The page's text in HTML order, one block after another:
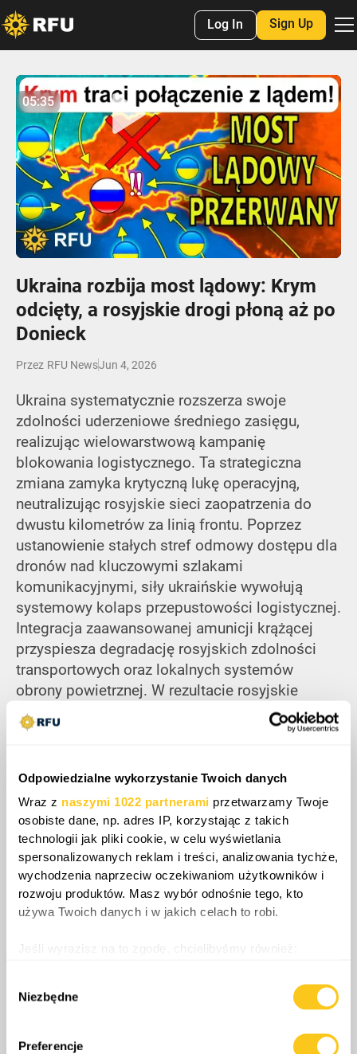
Odpowiedzialne wykorzystanie Twoich danych
Wraz z naszymi 1022 partnerami przetwarzamy Twoje
osobiste dane, np. adres IP, korzystając z takich
technologii jak pliki cookie, w celu wyświetlania
spersonalizowanych reklam i treści, analizowania tychże,
wychodzenia naprzeciw oczekiwaniom użytkowników i
rozwoju produktów. Masz wybór odnośnie tego, kto
używa Twoich danych i w jakich celach to robi.
Jeśli wyrazisz na to zgodę, chcielibyśmy również:
geograficznej z dokładnością nawet do kilku metrów
(fingerprinting, czyli wirtualny odcisk palca)
zgody
Niezbędne
Preferencje
Log In Sign Up
Play
05:35
Mute Settings
Enter
No items found.
05:35
Ukraina rozbija most lądowy: Krym
odcięty, a rosyjskie drogi płoną aż po
Donieck
Przez RFU NewsJun 4, 2026
Ukraina systematycznie rozszerza swoje
zdolności uderzeniowe średniego zasięgu,
realizując wielowarstwową kampanię
blokowania logistycznego. Ta strategiczna
zmiana zamyka krytyczną lukę operacyjną,
neutralizując rosyjskie sieci zaopatrzenia do
dwustu kilometrów za linią frontu. Poprzez
ustanowienie stałych stref odmowy dostępu dla
dronów nad kluczowymi szlakami
komunikacyjnymi, siły ukraińskie wywołują
systemowy kolaps przepustowości logistycznej.
Integracja zaawansowanej amunicji krążącej
przyspiesza degradację rosyjskich zdolności
transportowych oraz lokalnych systemów
obrony powietrznej. W rezultacie rosyjskie
jednostki wysunięte w sektorach o wysokiej
intensywności walk mierzą się z narastającymi
posiłków. Aby utrzymać operacje ofensywne,
rosyjskie dowództwo musi zaakceptować
poważne nieefektywne działania logistyczne lub
przebazować siły, co osłabi szerszy front.
Share